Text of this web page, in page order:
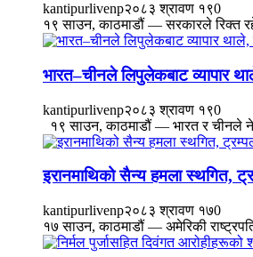
kantipurlivenp२०८३ श्रावण १९0
१९ साउन, काठमाडौं — सरकारले रिक्त
भारत–चीनले लिपुलेकबाट व्यापार
kantipurlivenp२०८३ श्रावण १९0
१९ साउन, काठमाडौं — भारत र चीनले
इरानमाथिको सैन्य हमला स्थगित,
kantipurlivenp२०८३ श्रावण १७0
१७ साउन, काठमाडौं — अमेरिकी